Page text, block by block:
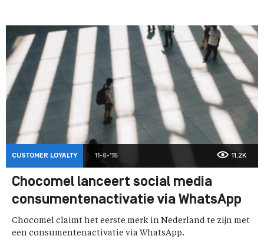
CUSTOMER LOYALTY 11-6-'15 11,2K
Chocomel lanceert social media
consumentenactivatie via WhatsApp
Chocomel claimt het eerste merk in Nederland te zijn met
een consumentenactivatie via WhatsApp.